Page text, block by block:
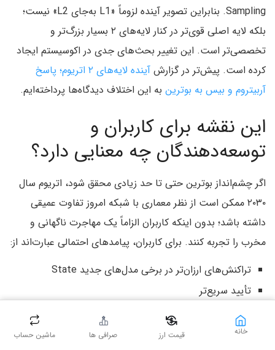
Sampling. بنابراین تصویر آینده لزوماً «L1 به‌جای L2» نیست؛
بلکه لایه اصلی قوی‌تر در کنار لایه‌های ۲ بسیار بزرگ‌تر و
تخصصی‌تر است. این تغییر بحث‌های جدی در اکوسیستم ایجاد
کرده است. پیش‌تر در گزارش
آینده لایه‌های ۲ اتریوم؛ پاسخ
آربیتروم و بیس به بوترین به این اختلاف دیدگاه‌ها پرداخته‌ایم.
این نقشه برای کاربران و
توسعه‌دهندگان چه معنایی دارد؟
اگر چشم‌انداز بوترین حتی تا حد زیادی محقق شود، اتریوم سال
۲۰۳۰ ممکن است از نظر معماری با شبکه امروز تفاوت عمیقی
داشته باشد؛ بدون اینکه کاربران الزاماً یک مهاجرت ناگهانی و
مخرب را تجربه کنند. برای کاربران، پیامدهای احتمالی عبارت‌اند از:
تراکنش‌های ارزان‌تر در برخی مدل‌های جدید State
تأیید سریع‌تر
ظرفیت بیشتر لایه یک
حریم خصوصی بومی‌تر
خانه قیمت ارز صرافی ها ماشین حساب